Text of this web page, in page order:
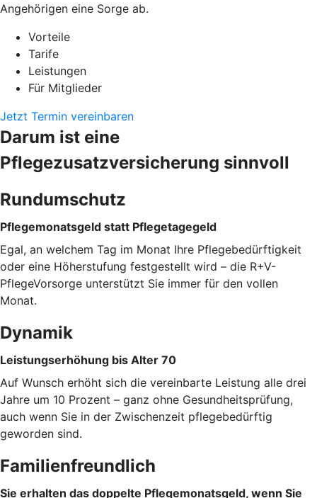
Angehörigen eine Sorge ab.
Vorteile
Tarife
Leistungen
Für Mitglieder
Jetzt Termin vereinbaren
Darum ist eine
Pflegezusatzversicherung sinnvoll
Rundumschutz
Pflegemonatsgeld statt Pflegetagegeld
Egal, an welchem Tag im Monat Ihre Pflegebedürftigkeit
oder eine Höherstufung festgestellt wird – die R+V-
PflegeVorsorge unterstützt Sie immer für den vollen
Monat.
Dynamik
Leistungserhöhung bis Alter 70
Auf Wunsch erhöht sich die vereinbarte Leistung alle drei
Jahre um 10 Prozent – ganz ohne Gesundheitsprüfung,
auch wenn Sie in der Zwischenzeit pflegebedürftig
geworden sind.
Familienfreundlich
Sie erhalten das doppelte Pflegemonatsgeld, wenn Sie